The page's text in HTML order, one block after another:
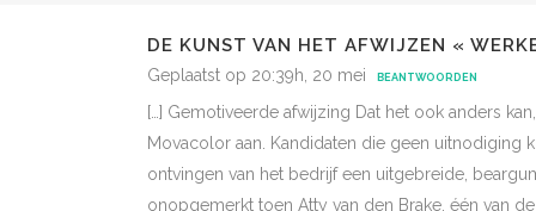
DE KUNST VAN HET AFWIJZEN «
Geplaatst op 20:39h, 20 mei BEANTWOORDEN
[…] Gemotiveerde afwijzing Dat het ook anders
Movacolor aan. Kandidaten die geen uitnodiging
ontvingen van het bedrijf een uitgebreide,
onopgemerkt toen Atty van den Brake, één van